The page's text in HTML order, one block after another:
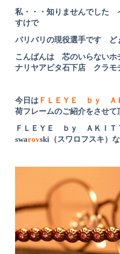
私・・・知りませんでした
すけで
バリバリの現役選手です ど
こんばんは 芯のいらないホ
ナリヤアピタ石下店 クラモ
今日は ＦＬＥＹＥ ｂｙ Ａ
荷フレームのご紹介をさせて
ＦＬＥＹＥ ｂｙ ＡＫＩ
swarovski（スワロフスキ）